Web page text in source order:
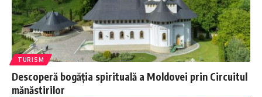
TURISM
Descoperă bogăția spirituală a Moldovei prin Circuitul
mănăstirilor